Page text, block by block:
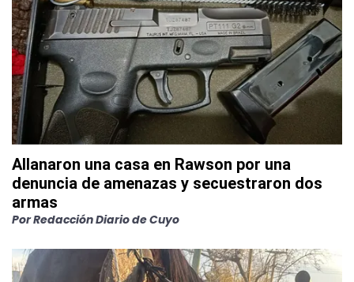
Allanaron una casa en Rawson por una
denuncia de amenazas y secuestraron dos
armas
PorRedacción Diario de Cuyo